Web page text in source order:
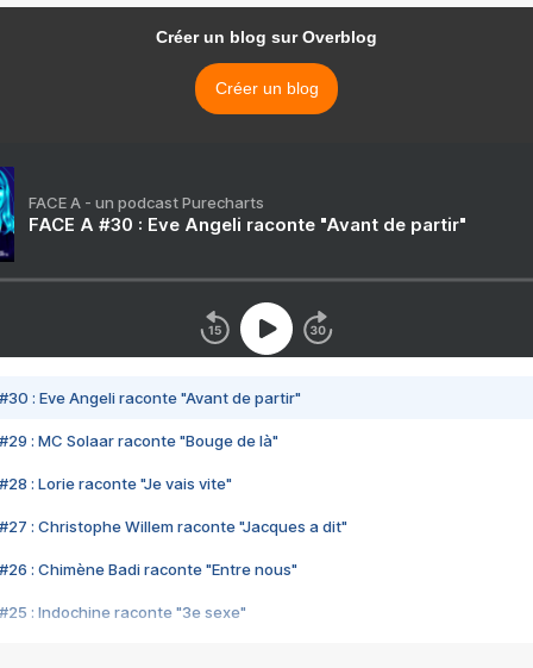
Créer un blog sur Overblog
Créer un blog
FACE A - un podcast Purecharts
FACE A #30 : Eve Angeli raconte "Avant de partir"
#30 : Eve Angeli raconte "Avant de partir"
#29 : MC Solaar raconte "Bouge de là"
#28 : Lorie raconte "Je vais vite"
#27 : Christophe Willem raconte "Jacques a dit"
#26 : Chimène Badi raconte "Entre nous"
#25 : Indochine raconte "3e sexe"